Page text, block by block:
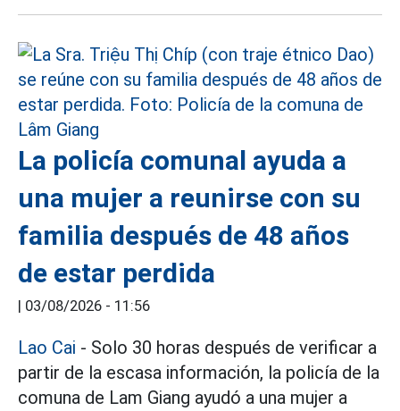
La policía comunal ayuda a
una mujer a reunirse con su
familia después de 48 años
de estar perdida
03/08/2026 - 11:56
Lao Cai - Solo 30 horas después de verificar a
partir de la escasa información, la policía de la
comuna de Lam Giang ayudó a una mujer a